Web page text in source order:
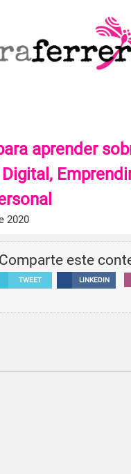
WITH MEaprender
2020
Comparte este
TWEET LINKEDIN